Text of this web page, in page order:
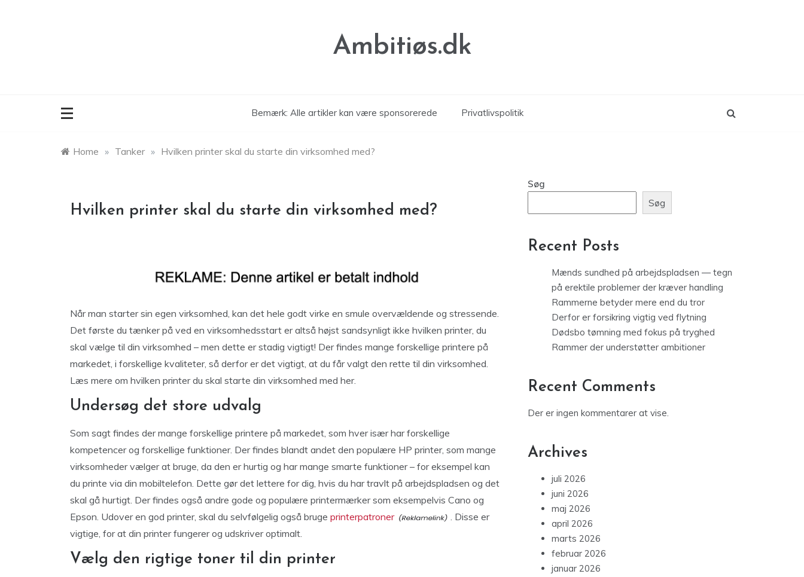
Ambitiøs.dk
Bemærk: Alle artikler kan være sponsorerede Privatlivspolitik
Home » Tanker » Hvilken printer skal du starte din virksomhed med?
Hvilken printer skal du starte din virksomhed med?
Når man starter sin egen virksomhed, kan det hele godt virke en smule overvældende og stressende.
Det første du tænker på ved en virksomhedsstart er altså højst sandsynligt ikke hvilken printer, du
skal vælge til din virksomhed – men dette er stadig vigtigt! Der findes mange forskellige printere på
markedet, i forskellige kvaliteter, så derfor er det vigtigt, at du får valgt den rette til din virksomhed.
Læs mere om hvilken printer du skal starte din virksomhed med her.
Undersøg det store udvalg
Som sagt findes der mange forskellige printere på markedet, som hver især har forskellige
kompetencer og forskellige funktioner. Der findes blandt andet den populære HP printer, som mange
virksomheder vælger at bruge, da den er hurtig og har mange smarte funktioner – for eksempel kan
du printe via din mobiltelefon. Dette gør det lettere for dig, hvis du har travlt på arbejdspladsen og det
skal gå hurtigt. Der findes også andre gode og populære printermærker som eksempelvis Cano og
Epson. Udover en god printer, skal du selvfølgelig også bruge printerpatroner
. Disse er
vigtige, for at din printer fungerer og udskriver optimalt.
Vælg den rigtige toner til din printer
Søg
Søg
Recent Posts
Mænds sundhed på arbejdspladsen — tegn
på erektile problemer der kræver handling
Rammerne betyder mere end du tror
Derfor er forsikring vigtig ved flytning
Dødsbo tømning med fokus på tryghed
Rammer der understøtter ambitioner
Recent Comments
Der er ingen kommentarer at vise.
Archives
juli 2026
juni 2026
maj 2026
april 2026
marts 2026
februar 2026
januar 2026